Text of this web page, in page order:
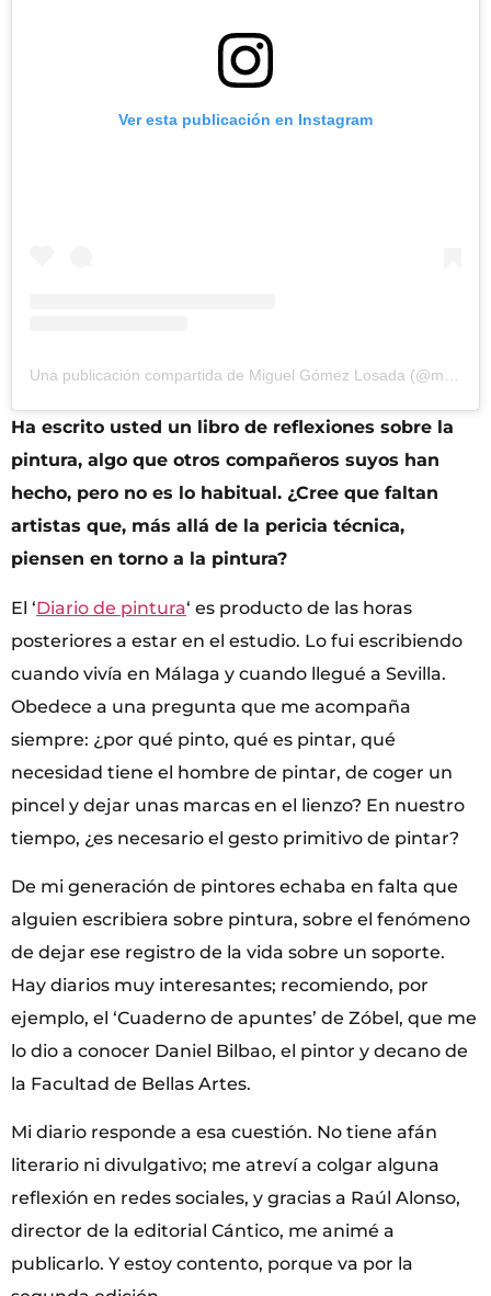
Ver esta publicación en Instagram
Una publicación compartida de Miguel Gómez Losada (@miguelgomezlosada)
Ha escrito usted un libro de reflexiones sobre la
pintura, algo que otros compañeros suyos han
hecho, pero no es lo habitual. ¿Cree que faltan
artistas que, más allá de la pericia técnica,
piensen en torno a la pintura?
El ‘Diario de pintura‘ es producto de las horas
posteriores a estar en el estudio. Lo fui escribiendo
cuando vivía en Málaga y cuando llegué a Sevilla.
Obedece a una pregunta que me acompaña
siempre: ¿por qué pinto, qué es pintar, qué
necesidad tiene el hombre de pintar, de coger un
pincel y dejar unas marcas en el lienzo? En nuestro
tiempo, ¿es necesario el gesto primitivo de pintar?
De mi generación de pintores echaba en falta que
alguien escribiera sobre pintura, sobre el fenómeno
de dejar ese registro de la vida sobre un soporte.
Hay diarios muy interesantes; recomiendo, por
ejemplo, el ‘Cuaderno de apuntes’ de Zóbel, que me
lo dio a conocer Daniel Bilbao, el pintor y decano de
la Facultad de Bellas Artes.
Mi diario responde a esa cuestión. No tiene afán
literario ni divulgativo; me atreví a colgar alguna
reflexión en redes sociales, y gracias a Raúl Alonso,
director de la editorial Cántico, me animé a
publicarlo. Y estoy contento, porque va por la